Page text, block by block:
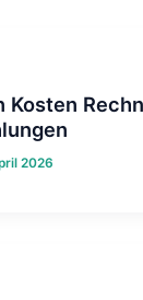
Kosten
2026